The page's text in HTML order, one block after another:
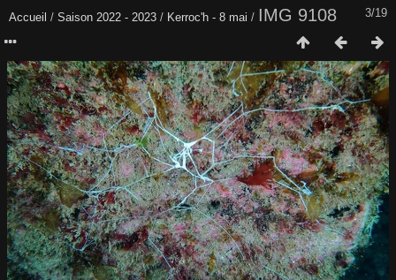
3/19
Accueil / Saison 2022 - 2023 / Kerroc'h - 8 mai / IMG 9108